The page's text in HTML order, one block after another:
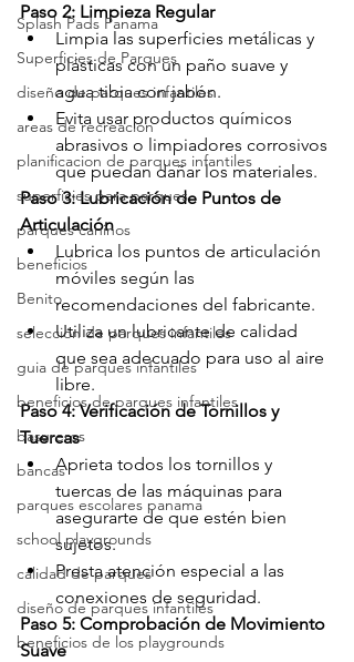
Splash Pads Panama
Superficies de Parques
diseño de parques infantiles
areas de recreación
planificacion de parques infantiles
superficies para parques
parques caninos
beneficios
Benito
selección de parques infantiles
guia de parques infantiles
beneficios de parques infantiles
basureros
bancas
parques escolares panama
school playgrounds
calidad de parques
diseño de parques infantiles
beneficios de los playgrounds
Paso 2: Limpieza Regular
Limpia las superficies metálicas y
plásticas con un paño suave y
agua tibia con jabón.
Evita usar productos químicos
abrasivos o limpiadores corrosivos
que puedan dañar los materiales.
Paso 3: Lubricación de Puntos de
Articulación
Lubrica los puntos de articulación
móviles según las
recomendaciones del fabricante.
Utiliza un lubricante de calidad
que sea adecuado para uso al aire
libre.
Paso 4: Verificación de Tornillos y
Tuercas
Aprieta todos los tornillos y
tuercas de las máquinas para
asegurarte de que estén bien
sujetos.
Presta atención especial a las
conexiones de seguridad.
Paso 5: Comprobación de Movimiento
Suave